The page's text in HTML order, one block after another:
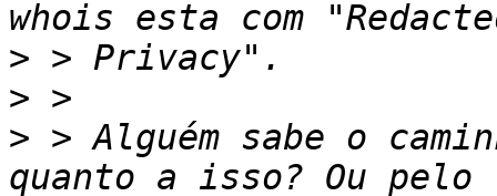
>
>
> > Alguém sabe o